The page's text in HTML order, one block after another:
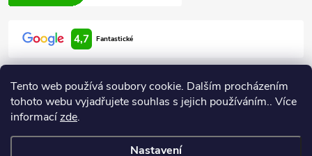
Tento web používá soubory cookie. Dalším procházením
tohoto webu vyjadřujete souhlas s jejich používáním.. Více
informacízde.
Nastavení
4,7 Fantastické